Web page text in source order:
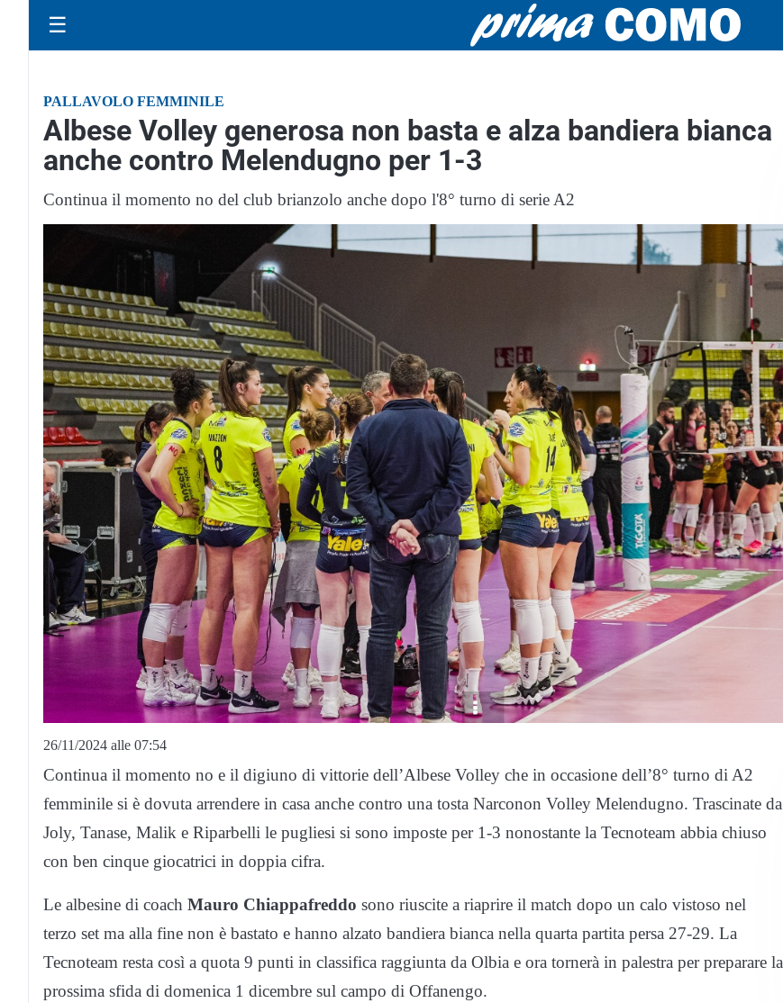
☰
PALLAVOLO FEMMINILE
Albese Volley generosa non basta e alza bandiera bianca
anche contro Melendugno per 1-3
Continua il momento no del club brianzolo anche dopo l'8° turno di serie A2
26/11/2024 alle 07:54
Continua il momento no e il digiuno di vittorie dell’Albese Volley che in occasione dell’8° turno di A2
femminile si è dovuta arrendere in casa anche contro una tosta Narconon Volley Melendugno. Trascinate da
Joly, Tanase, Malik e Riparbelli le pugliesi si sono imposte per 1-3 nonostante la Tecnoteam abbia chiuso
con ben cinque giocatrici in doppia cifra.
Le albesine di coach Mauro Chiappafreddo sono riuscite a riaprire il match dopo un calo vistoso nel
terzo set ma alla fine non è bastato e hanno alzato bandiera bianca nella quarta partita persa 27-29. La
Tecnoteam resta così a quota 9 punti in classifica raggiunta da Olbia e ora tornerà in palestra per preparare la
prossima sfida di domenica 1 dicembre sul campo di Offanengo.